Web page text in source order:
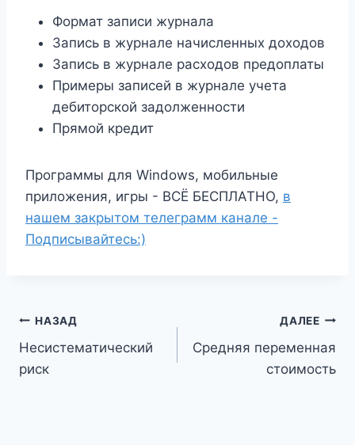
Формат записи журнала
Запись в журнале начисленных доходов
Запись в журнале расходов предоплаты
Примеры записей в журнале учета
дебиторской задолженности
Прямой кредит
Программы для Windows, мобильные
приложения, игры - ВСЁ БЕСПЛАТНО, в
нашем закрытом телеграмм канале -
Подписывайтесь:)
Навигация
по
НАЗАД
Несистематический
риск
ДАЛЕЕ
Средняя переменная
стоимость